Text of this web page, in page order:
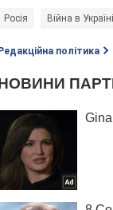
Росія Війна в Україні
Редакційна політика